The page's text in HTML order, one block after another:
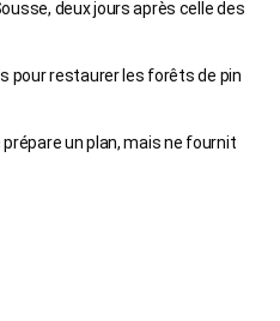
deux jours après celle des
pour restaurer les forêts de pin
un plan, mais ne fournit